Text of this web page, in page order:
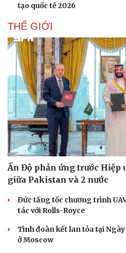
tạo quốc tế 2026
THẾ GIỚI
Ấn Độ phản ứng trước Hiệp
giữa Pakistan và 2 nước
Đức tăng tốc chương trình
tác với Rolls-Royce
Tình đoàn kết lan tỏa tại Ngày
ở Moscow